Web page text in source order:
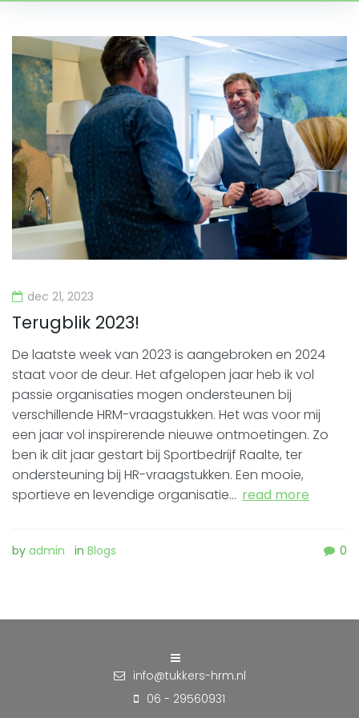
Tag:
Oudennieuw
dec 21, 2023
Terugblik 2023!
De laatste week van 2023 is aangebroken en 2024
staat voor de deur. Het afgelopen jaar heb ik vol
passie organisaties mogen ondersteunen bij
verschillende HRM-vraagstukken. Het was voor mij
een jaar vol inspirerende nieuwe ontmoetingen. Zo
ben ik dit jaar gestart bij Sportbedrijf Raalte, ter
ondersteuning bij HR-vraagstukken. Een mooie,
sportieve en levendige organisatie… read more
by admin in Blogs 0
info@tukkers-hrm.nl
06 - 29560931